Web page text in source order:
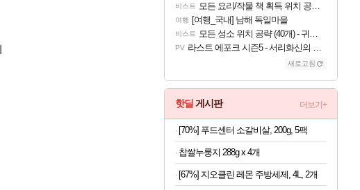
비스트 모든 요리/작물 책 획득 위치 공략 (36개) - 미식가 도전과제
여행 [여행_국내] 남해 독일마을
비스트 모든 성소 위치 공략 (40개) - 귀환한 영혼 도전과제
PV 라스트 에포크 시즌5 - 서리화신의 분노 티저
새로고침
핫딜 게시판 더보기+
[70%] 푸드센터 소갈비살, 200g, 5팩
찹쌀누룽지 288g x 4개
[67%] 지오클린 레몬 주방세제, 4L, 2개